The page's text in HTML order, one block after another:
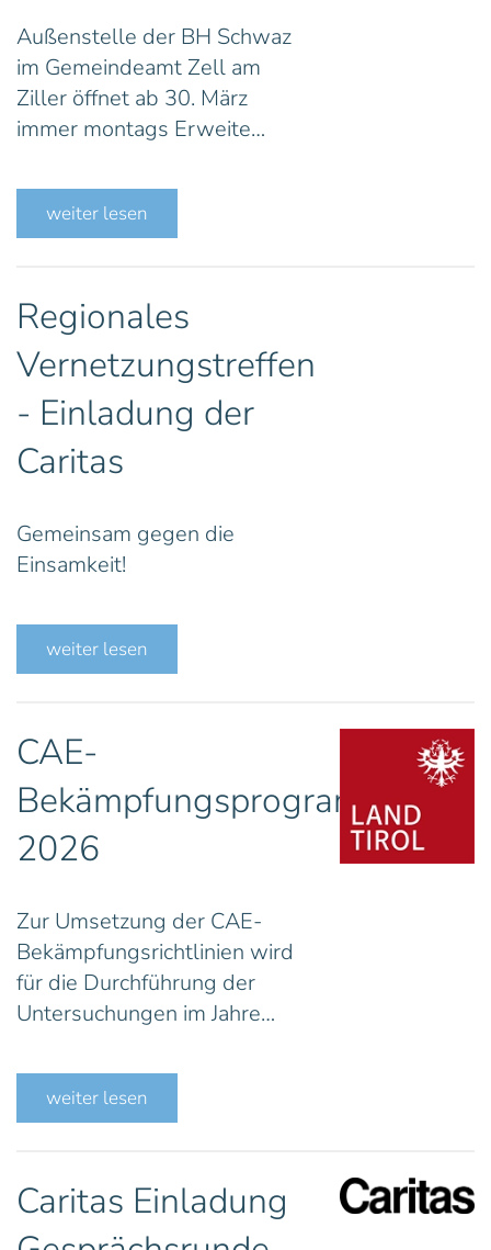
Außenstelle der BH Schwaz
im Gemeindeamt Zell am
Ziller öffnet ab 30. März
immer montags Erweite…
weiter lesen
Regionales
Vernetzungstreffen
- Einladung der
Caritas
Gemeinsam gegen die
Einsamkeit!
weiter lesen
CAE-
Bekämpfungsprogramm
2026
Zur Umsetzung der CAE-
Bekämpfungsrichtlinien wird
für die Durchführung der
Untersuchungen im Jahre…
weiter lesen
Caritas Einladung